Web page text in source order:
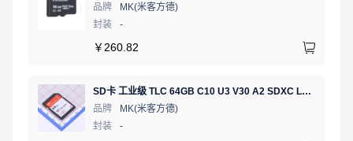
品牌
MK(米客方德)
封装
-
￥ 260.82
SD卡 工业级 TLC 64GB C10 U3 V30 A2 SDXC LDPC纠错 PE 3K 无人机、行车记录仪、安防监控适配
品牌
MK(米客方德)
封装
-